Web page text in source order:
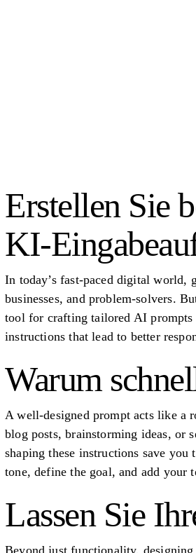
Erstellen Sie
KI-
In today’s fast-paced digital world,
businesses, and problem-solvers.
tool for crafting tailored AI prompts
instructions that lead to better
Warum
A well-designed prompt acts like a
blog posts, brainstorming ideas, or
shaping these instructions save
tone, define the goal, and add
Lassen Sie
Beyond just functionality,